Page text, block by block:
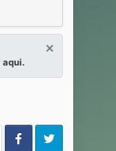
aqui.